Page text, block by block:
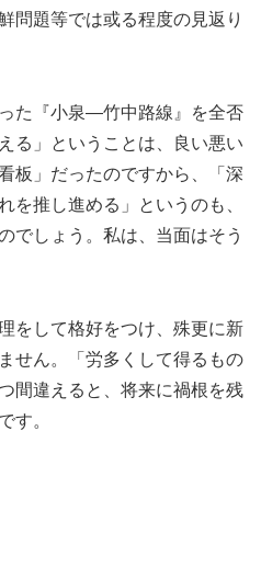
問題等では或る程度の見返り
た『小泉―竹中路線』を全否
る」ということは、良い悪い
板」だったのですから、「深
を推し進める」というのも、
でしょう。私は、当面はそう
をして格好をつけ、殊更に新
せん。「労多くして得るもの
間違えると、将来に禍根を残
す。